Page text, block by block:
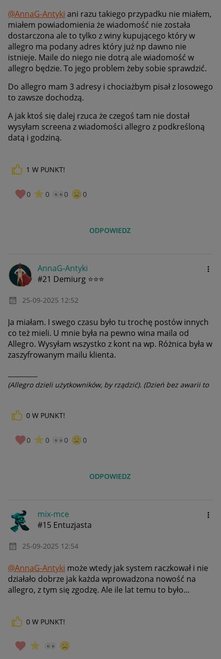
@AnnaG-Antyki ani razu takiego przypadku nie miałem,
miałem powiadomienia że wiadomość nie została
dostarczona ale to tylko z winy kupującego który w
allegro ma podany adres który już np dawno nie
istnieje. Maile do niego nie dotrą ale wiadomość w
allegro będzie. To jego problem żeby sobie sprawdzić.
Do allegro mam 3 adresy i chociażbym pisał z losowego
to zawsze dochodzą.
A jak ktoś się dalej rzuca że czegoś tam nie dostał
wysyłam screena z wiadomości allegro z podkreśloną
datą i godziną.
1 W PUNKT!
0 0 0 0
ODPOWIEDZ
AnnaG-Antyki
#21 Demiurg ⭐⭐⭐
‎25-09-2025 12:52
Ja miałam. I swego czasu było tu trochę postów innych
co też mieli. U mnie była na pewno wina maila od
Allegro. Wysyłam wszystko z kont na wp. Różnica była w
zaszyfrowanym mailu klienta.
(Allegro dzieli użytkowników, by rządzić). (Dzień bez awarii to
0 W PUNKT!
0 0 0 0
ODPOWIEDZ
mix-mce
#15 Entuzjasta
‎25-09-2025 12:54
@AnnaG-Antyki może wtedy jak system raczkował i nie
działało dobrze jak każda wprowadzona nowość na
allegro, z tym się zgodzę. Ale ile lat temu to było...
0 W PUNKT!